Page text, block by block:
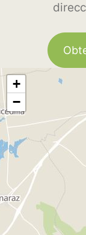
+
−